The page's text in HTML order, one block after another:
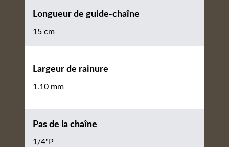
Longueur de guide-chaîne
15 cm
Largeur de rainure
1.10 mm
Pas de la chaîne
1/4"P